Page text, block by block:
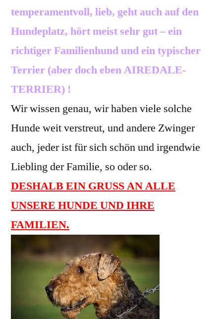
temperamentvoll, lieb, geht auch auf den
Hundeplatz, hört meist sehr gut – ein
richtiger Familienhund und ein typischer
Terrier (aber doch eben AIREDALE-
TERRIER) !
Wir wissen genau, wir haben viele solche
Hunde weit verstreut, und andere Zwinger
auch, jeder ist für sich schön und irgendwie
Liebling der Familie, so oder so.
DESHALB EIN GRUSS AN ALLE
UNSERE HUNDE UND IHRE
FAMILIEN.